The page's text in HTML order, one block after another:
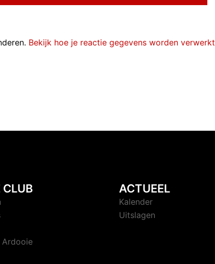
Bekijk hoe je reactie gegevens worden verwerkt
CLUB
Ardooie
ACTUEEL
Kalender
Uitslagen